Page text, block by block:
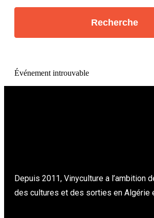
Événement introuvable
Depuis 2011, Vinyculture a l’ambition
des cultures et des sorties en Algérie